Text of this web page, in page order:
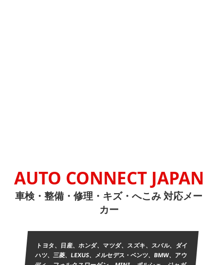
AUTO CONNECT JAPAN
車検・整備・修理・キズ・へこみ 対応メー
カー
トヨタ、日産、ホンダ、マツダ、スズキ、スバル、ダイ
ハツ、三菱、LEXUS、メルセデス・ベンツ、BMW、アウ